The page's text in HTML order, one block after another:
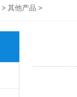
> 其他产品 >